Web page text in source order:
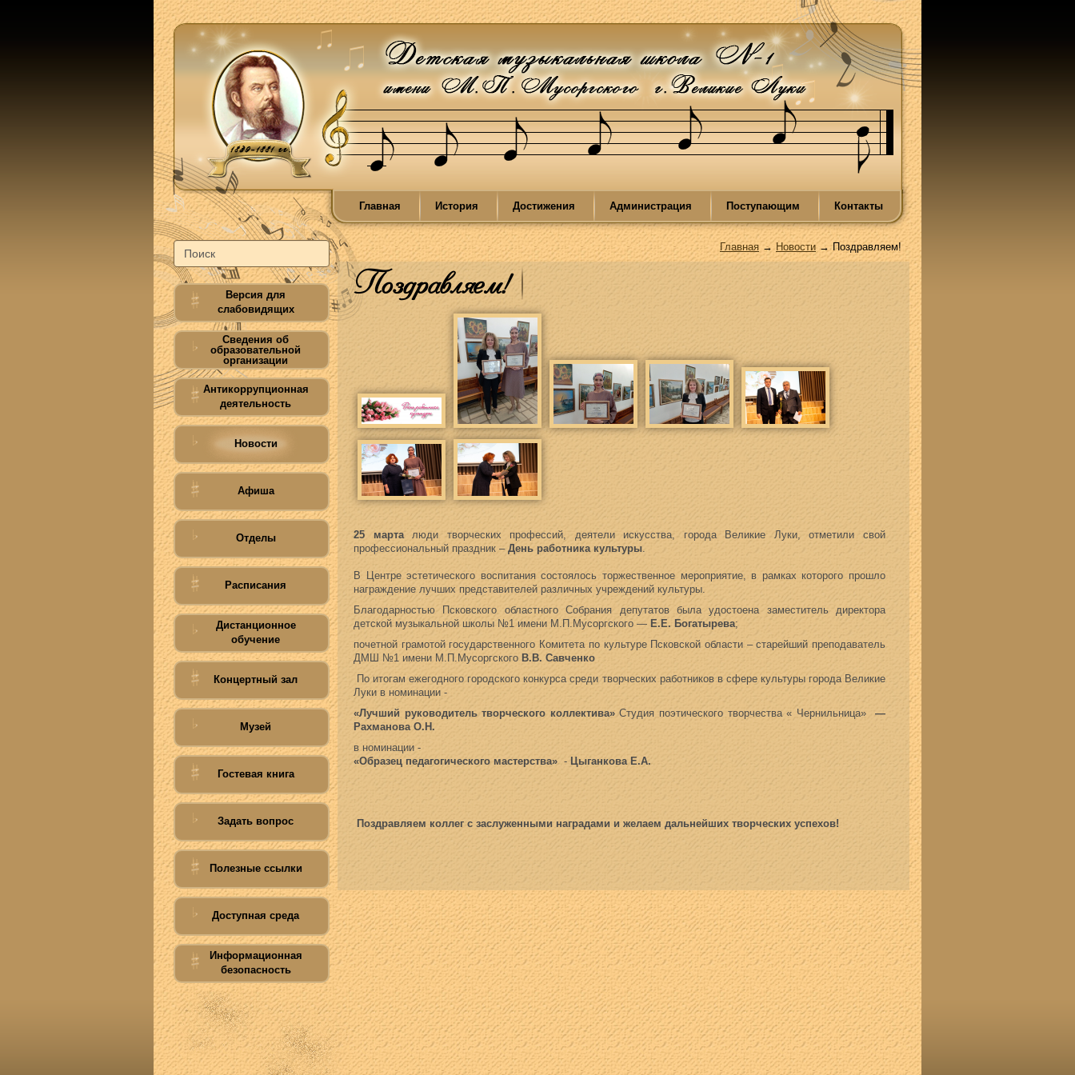
Главная История Достижения Администрация Поступающим Контакты
Версия для
слабовидящих
Сведения об
образовательной
организации
Антикоррупционная
деятельность
Новости
Афиша
Отделы
Расписания
Дистанционное
обучение
Концертный зал
Музей
Гостевая книга
Задать вопрос
Полезные ссылки
Доступная среда
Информационная
безопасность
Главная → Новости→ Поздравляем!
Поздравляем!
25 марталюди творческих профессий, деятели искусства, города Великие Луки, отметили свой
профессиональный праздник – День работника культуры.
В Центре эстетического воспитания состоялось торжественное мероприятие, в рамках которого прошло
награждение лучших представителей различных учреждений культуры.
Благодарностью Псковского областного Собрания депутатов была удостоена заместитель директора
детской музыкальной школы №1 имени М.П.Мусоргского — Е.Е. Богатырева;
почетной грамотой государственного Комитета по культуре Псковской области – старейший преподаватель
ДМШ №1 имени М.П.Мусоргского В.В. Савченко
По итогам ежегодного городского конкурса среди творческих работников в сфере культуры города Великие
Луки в номинации -
«Лучший руководитель творческого коллектива»Студия поэтического творчества « Чернильница»—
Рахманова О.Н.
в номинации -
«Образец педагогического мастерства» - Цыганкова Е.А.
Поздравляем коллег с заслуженными наградами и желаем дальнейших творческих успехов!